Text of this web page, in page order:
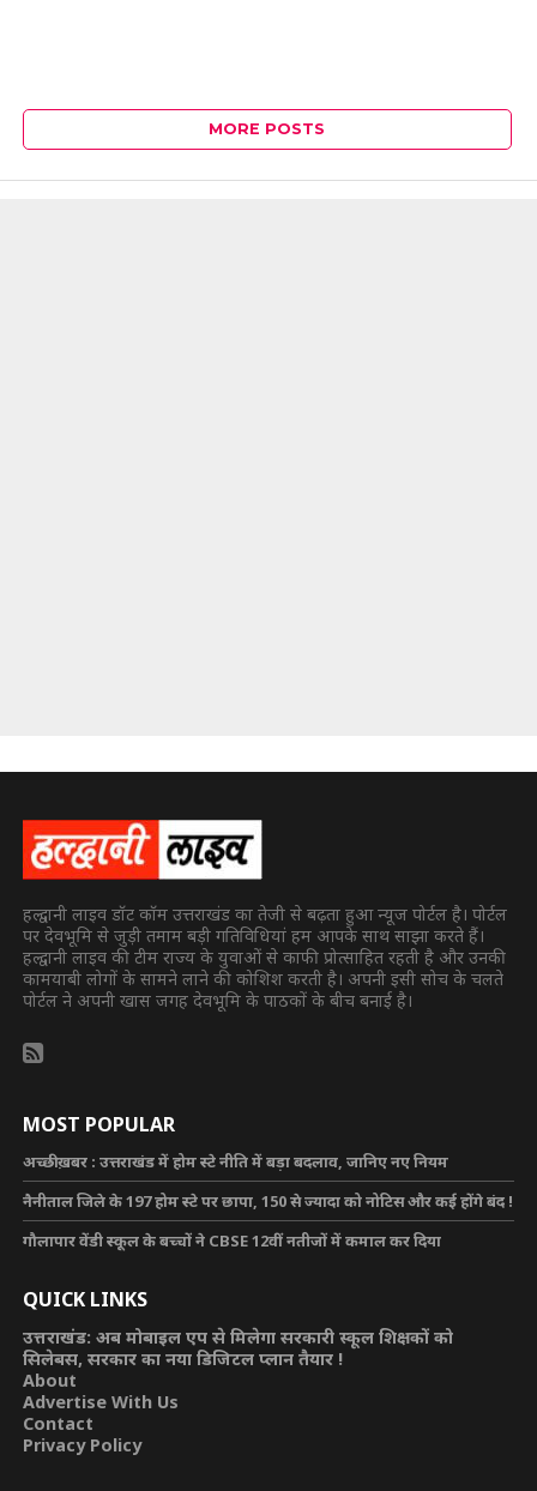
MORE POSTS
हल्द्वानी लाइव डॉट कॉम उत्तराखंड का तेजी से बढ़ता हुआ न्यूज पोर्टल है। पोर्टल
पर देवभूमि से जुड़ी तमाम बड़ी गतिविधियां हम आपके साथ साझा करते हैं।
हल्द्वानी लाइव की टीम राज्य के युवाओं से काफी प्रोत्साहित रहती है और उनकी
कामयाबी लोगों के सामने लाने की कोशिश करती है। अपनी इसी सोच के चलते
पोर्टल ने अपनी खास जगह देवभूमि के पाठकों के बीच बनाई है।
MOST POPULAR
अच्छी ख़बर : उत्तराखंड में होम स्टे नीति में बड़ा बदलाव, जानिए नए नियम
नैनीताल जिले के 197 होम स्टे पर छापा, 150 से ज्यादा को नोटिस और कई होंगे बंद !
गौलापार वेंडी स्कूल के बच्चों ने CBSE 12वीं नतीजों में कमाल कर दिया
QUICK LINKS
उत्तराखंड: अब मोबाइल एप से मिलेगा सरकारी स्कूल शिक्षकों को
सिलेबस, सरकार का नया डिजिटल प्लान तैयार !
About
Advertise With Us
Contact
Privacy Policy